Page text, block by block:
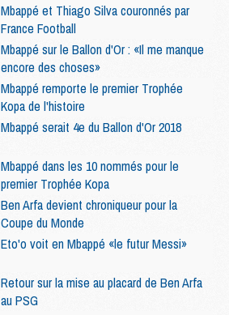
Mbappé et Thiago Silva couronnés par
France Football
Mbappé sur le Ballon d'Or : «Il me manque
encore des choses»
Mbappé remporte le premier Trophée
Kopa de l'histoire
Mbappé serait 4e du Ballon d'Or 2018
Mbappé dans les 10 nommés pour le
premier Trophée Kopa
Ben Arfa devient chroniqueur pour la
Coupe du Monde
Eto'o voit en Mbappé «le futur Messi»
Retour sur la mise au placard de Ben Arfa
au PSG